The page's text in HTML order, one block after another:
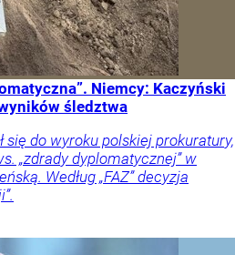
Niemcy: Kaczyński
śledztwa
się do wyroku polskiej prokuratury,
„zdrady dyplomatycznej” w
Według „FAZ” decyzja